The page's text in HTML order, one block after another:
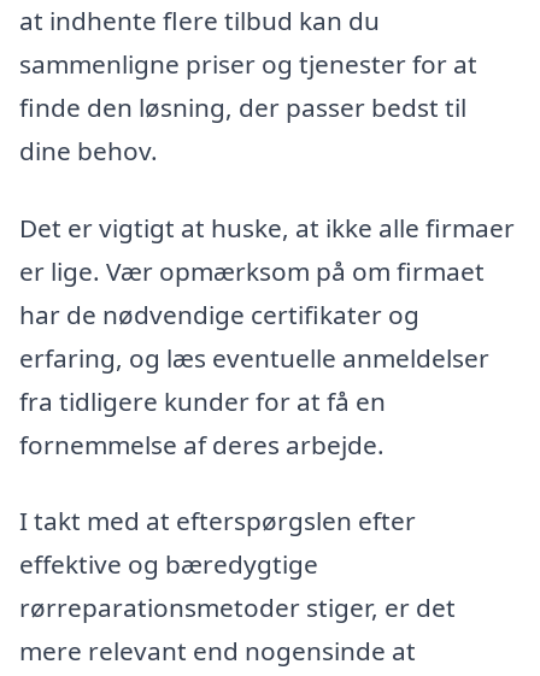
at indhente flere tilbud kan du
sammenligne priser og tjenester for at
finde den løsning, der passer bedst til
dine behov.
Det er vigtigt at huske, at ikke alle firmaer
er lige. Vær opmærksom på om firmaet
har de nødvendige certifikater og
erfaring, og læs eventuelle anmeldelser
fra tidligere kunder for at få en
fornemmelse af deres arbejde.
I takt med at efterspørgslen efter
effektive og bæredygtige
rørreparationsmetoder stiger, er det
mere relevant end nogensinde at